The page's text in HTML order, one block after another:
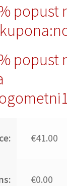
popust
popust
€41.00
€0.00